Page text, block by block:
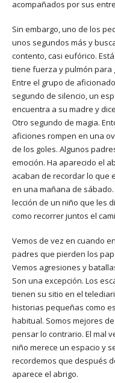
acompañados por sus
Sin embargo, uno de los
unos segundos más y
contento, casi eufórico.
tiene fuerza y pulmón para
Entre el grupo de
segundo de silencio, un
encuentra a su madre y
Otro segundo de magia.
aficiones rompen en una
de los goles. Algunos
emoción. Ha aparecido el
acaban de recordar lo que
en una mañana de
lección de un niño que les
como recorrer juntos el
Vemos de vez en cuando
padres que pierden los
Vemos agresiones y
Son una excepción. Los
tienen su sitio en el
historias pequeñas como
habitual. Somos mejores
pensar lo contrario. El mal
niño merece un espacio y
recordemos que después
aparece el abrigo.